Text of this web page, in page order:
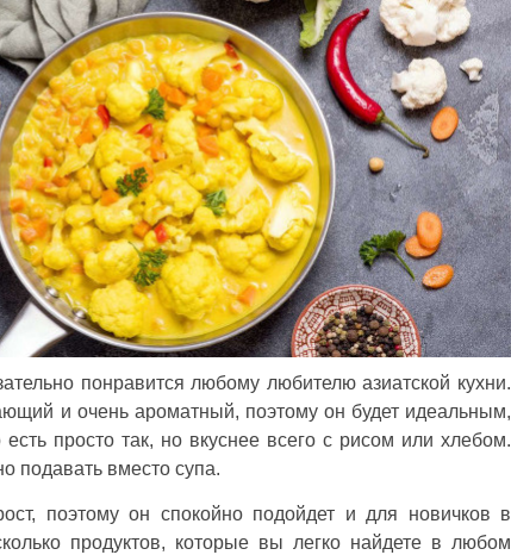
понравится любому любителю азиатской кухни.
и очень ароматный, поэтому он будет идеальным,
просто так, но вкуснее всего с рисом или хлебом.
подавать вместо супа.
поэтому он спокойно подойдет и для новичков в
продуктов, которые вы легко найдете в любом